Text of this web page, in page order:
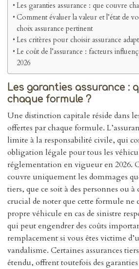
Les garanties assurance : que couvre
Comment évaluer la valeur et l’état de
choix assurance pertinent
Les critères pour choisir assurance
Le coût de l’assurance : facteurs
2026
Les garanties assurance :
chaque formule ?
Une distinction capitale réside dans
offertes par chaque formule.
limite à la responsabilité civile, qui
obligation légale pour tous les
réglementation en vigueur en 2026.
couvre uniquement les dommages
tiers, que ce soit à des personnes ou à
crucial de noter que cette formule ne
propre véhicule en cas de sinistre
qui peut engendrer des coûts
remplacement si vous êtes victime
vandalisme. Certaines assurances
étendu, offrent toutefois des